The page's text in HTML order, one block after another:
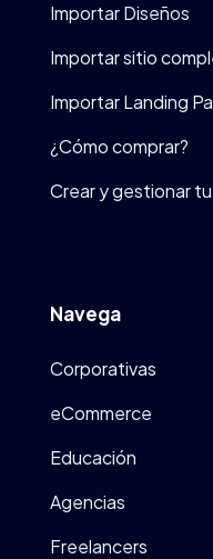
Importar Diseños
Importar sitio
Importar Landing
¿Cómo comprar?
Crear y gestionar
Navega
Corporativas
eCommerce
Educación
Agencias
Freelancers